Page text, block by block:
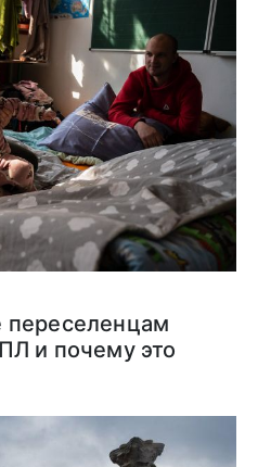
переселенцам
и почему это